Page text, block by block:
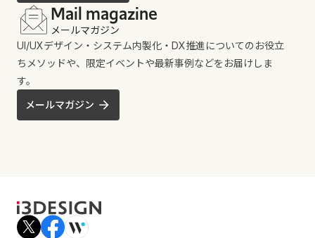
Mail magazine
メールマガジン
UI/UXデザイン・システム内製化・DX推進についてのお役立
ちメソッドや、限定イベントや最新事例などをお届けしま
す。
メールマガジン